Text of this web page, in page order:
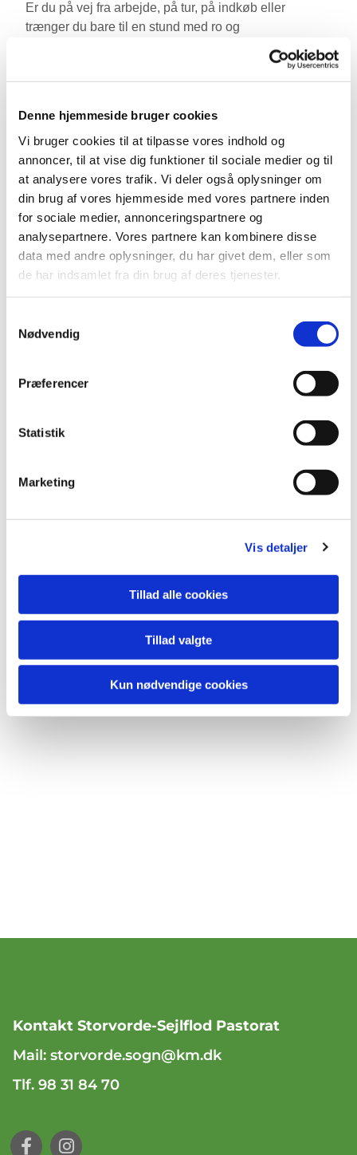
Denne hjemmeside bruger cookies
Vi bruger cookies til at tilpasse vores indhold og
annoncer, til at vise dig funktioner til sociale medier og til
at analysere vores trafik. Vi deler også oplysninger om
din brug af vores hjemmeside med vores partnere inden
for sociale medier, annonceringspartnere og
analysepartnere. Vores partnere kan kombinere disse
data med andre oplysninger, du har givet dem, eller som
de har indsamlet fra din brug af deres tjenester.
Nødvendig
Præferencer
Statistik
Marketing
Vis detaljer
Tillad alle cookies
Tillad valgte
Kun nødvendige cookies
Er du på vej fra arbejde, på tur, på indkøb eller
trænger du bare til en stund med ro og
eftertænksomhed? Så kom til hverdagsgudstjeneste
Mads Sørensen
• En refleksion ved Karen Søe Pedersen
• Fadervor og velsignelse
Torsdag den 16. januar i Sejlflod Kirke
Torsdag den 13. februar i Storvorde Kirke
Hverdagsgudstjenesterne begynder kl. 17.00. Fra kl.
bolle for dem, der har tid og lyst.
Kontakt Storvorde-Sejlflod Pastorat
Mail: storvorde.sogn@km.dk
Tlf. 98 31 84 70